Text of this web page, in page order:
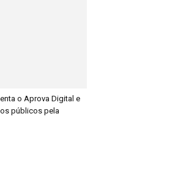
o Aprova Digital e
públicos pela